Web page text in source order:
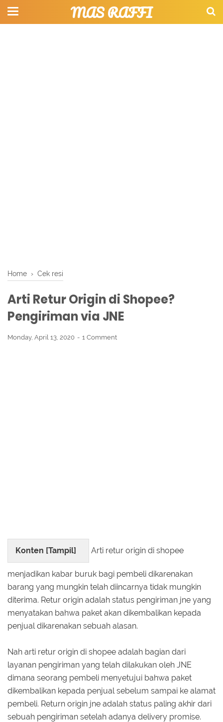
MAS RAFFI
Home › Cek resi
Arti Retur Origin di Shopee?
Pengiriman via JNE
Monday, April 13, 2020 1 Comment
Konten [Tampil] Arti retur origin di shopee
menjadikan kabar buruk bagi pembeli dikarenakan
barang yang mungkin telah diincarnya tidak mungkin
diterima. Retur origin adalah status pengiriman jne yang
menyatakan bahwa paket akan dikembalikan kepada
penjual dikarenakan sebuah alasan.
Nah arti retur origin di shopee adalah bagian dari
layanan pengiriman yang telah dilakukan oleh JNE
dimana seorang pembeli menyetujui bahwa paket
dikembalikan kepada penjual sebelum sampai ke alamat
pembeli. Return origin jne adalah status paling akhir dari
sebuah pengiriman setelah adanya delivery promise.